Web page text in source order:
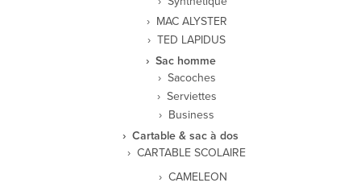
MAC ALYSTER
TED LAPIDUS
Sac homme
Sacoches
Serviettes
Business
Cartable & sac à dos
CARTABLE SCOLAIRE
CAMELEON